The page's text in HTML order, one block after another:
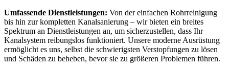
Umfassende Dienstleistungen: Von der einfachen Rohrreinigung
bis hin zur kompletten Kanalsanierung – wir bieten ein breites
Spektrum an Dienstleistungen an, um sicherzustellen, dass Ihr
Kanalsystem reibungslos funktioniert. Unsere moderne Ausrüstung
ermöglicht es uns, selbst die schwierigsten Verstopfungen zu lösen
und Schäden zu beheben, bevor sie zu größeren Problemen führen.